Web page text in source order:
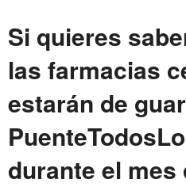
Si quieres
las farmacias
estarán de
durante el mes